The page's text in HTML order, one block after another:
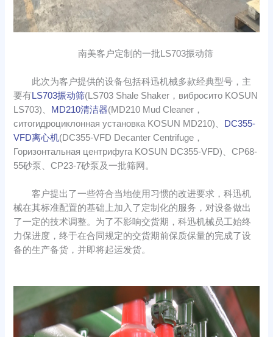
南美客户定制的一批LS703振动筛
此次为客户提供的设备包括科迅机械多款经典型号，主
要有LS703振动筛(LS703 Shale Shaker，вибросито KOSUN
LS703)、 MD210清洁器(MD210 Mud Cleaner，
ситогидроциклонная установка KOSUN MD210)、 DC355-
VFD离心机(DC355-VFD Decanter Centrifuge，
Горизонтальная центрифуга KOSUN DC355-VFD)、CP68-
55砂泵、CP23-7砂泵及一批筛网。
客户提出了一些符合当地使用习惯的改进要求，科迅机
械在其标准配置的基础上加入了定制化的服务，对设备做出
了一定的技术调整。为了不影响交货期，科迅机械员工始终
力保进度，终于在合同规定的交货期前保质保量的完成了设
备的生产备货，并即将起运发货。